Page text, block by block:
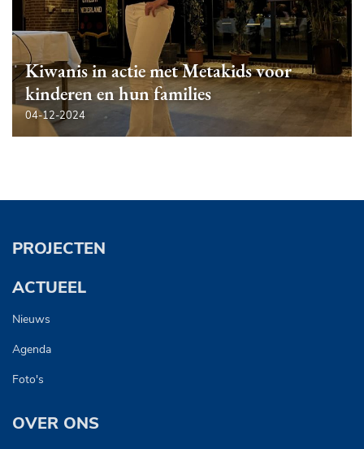
Kiwanis in actie met Metakids voor
kinderen en hun families
04-12-2024
PROJECTEN
ACTUEEL
Nieuws
Agenda
Foto's
OVER ONS